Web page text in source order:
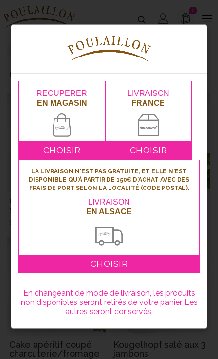
0
Kougelhopfs et cakes salés
Kougelhopfs Et Cakes Salés
Cake apéritif coupé
saumon/aneth
9.90
Cake apéritif coupé
thon/olives
Cake apéritif coupé
charcuterie/fromage
Kougelhopf salé aux 3
jambons
RECUPERER
EN MAGASIN
CHOISIR
LA LIVRAISON N'EST PAS GRATUITE, ET ELLE N'EST
DISPONIBLE QU'À PARTIR DE 150€ D'ACHAT AVEC DES
FRAIS DE PORT SELON LA LOCALITÉ (CODE POSTAL).
LIVRAISON
EN ALSACE
CHOISIR
LIVRAISON
FRANCE
CHOISIR
En changeant de mode de livraison, les produits
non disponibles seront retirés de votre panier. Les
autres seront conservés.